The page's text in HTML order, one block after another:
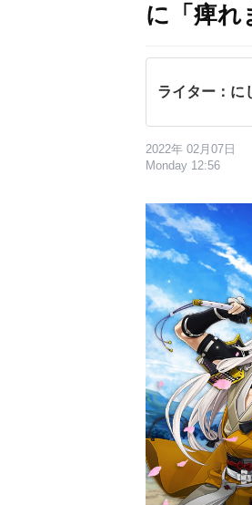
に「痺れ
ライター：に
2022年 02月07日
Monday 12:56